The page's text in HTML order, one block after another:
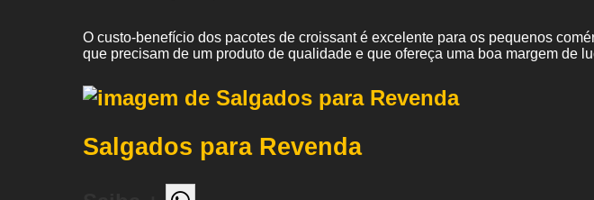
O custo-benefício dos pacotes de croissant é excelente para os pequenos
que precisam de um produto de qualidade e que ofereça uma boa margem de
Salgados para Revenda